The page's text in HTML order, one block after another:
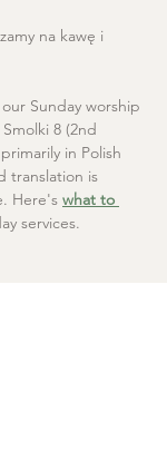
na kawę i
Sunday worship
8 (2nd
in Polish
translation is
Here's what to
services.